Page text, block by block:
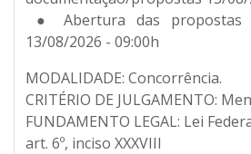
● Abertura das propostas
13/08/2026 - 09:00h
MODALIDADE: Concorrência.
CRITÉRIO DE JULGAMENTO:
FUNDAMENTO LEGAL: Lei
art. 6º, inciso XXXVIII